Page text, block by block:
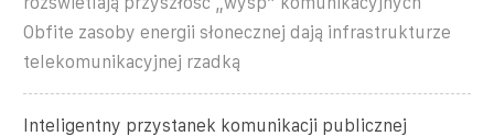
Obfite zasoby energii słonecznej dają infrastrukturze
telekomunikacyjnej rzadką
Inteligentny przystanek komunikacji publicznej